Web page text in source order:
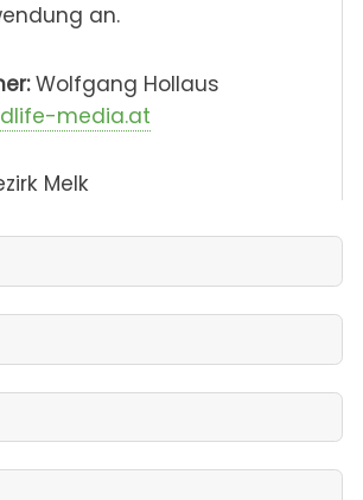
an.
Wolfgang Hollaus
media.at
Melk